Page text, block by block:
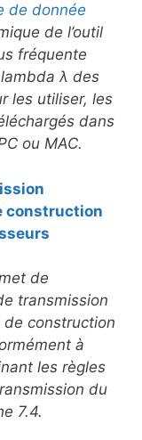
de donnée
de l’outil
fréquente
λ des
les utiliser, les
dans
ou MAC.
construction
de
transmission
de construction
à
les règles
du
7.4.